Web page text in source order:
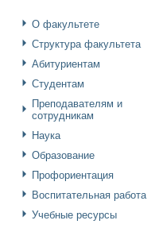
О факультете
Структура факультета
Абитуриентам
Студентам
Преподавателям и
сотрудникам
Наука
Образование
Профориентация
Воспитательная работа
Учебные ресурсы